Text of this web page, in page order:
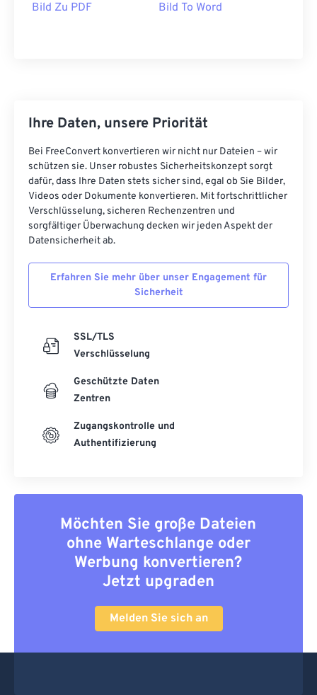
Bild Zu PDF Bild To Word
Ihre Daten, unsere Priorität
Bei FreeConvert konvertieren wir nicht nur Dateien – wir
schützen sie. Unser robustes Sicherheitskonzept sorgt
dafür, dass Ihre Daten stets sicher sind, egal ob Sie Bilder,
Videos oder Dokumente konvertieren. Mit fortschrittlicher
Verschlüsselung, sicheren Rechenzentren und
sorgfältiger Überwachung decken wir jeden Aspekt der
Datensicherheit ab.
Erfahren Sie mehr über unser Engagement für
Sicherheit
SSL/TLS
Verschlüsselung
Geschützte Daten
Zentren
Zugangskontrolle und
Authentifizierung
Möchten Sie große Dateien
ohne Warteschlange oder
Werbung konvertieren?
Jetzt upgraden
Melden Sie sich an